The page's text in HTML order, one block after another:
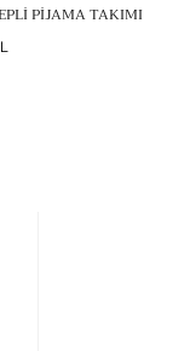
PİJAMA TAKIMI